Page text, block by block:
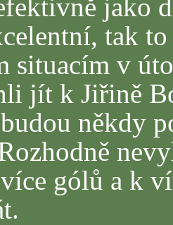
jako
tak
situacím v
jít k Jiřině
někdy
gólů a k